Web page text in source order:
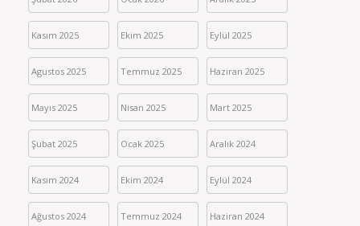
Kasım 2025 Ekim 2025 Eylül 2025
Agustos 2025 Temmuz 2025 Haziran 2025
Mayıs 2025 Nisan 2025 Mart 2025
Şubat 2025 Ocak 2025 Aralık 2024
Kasım 2024 Ekim 2024 Eylül 2024
Ağustos 2024 Temmuz 2024 Haziran 2024